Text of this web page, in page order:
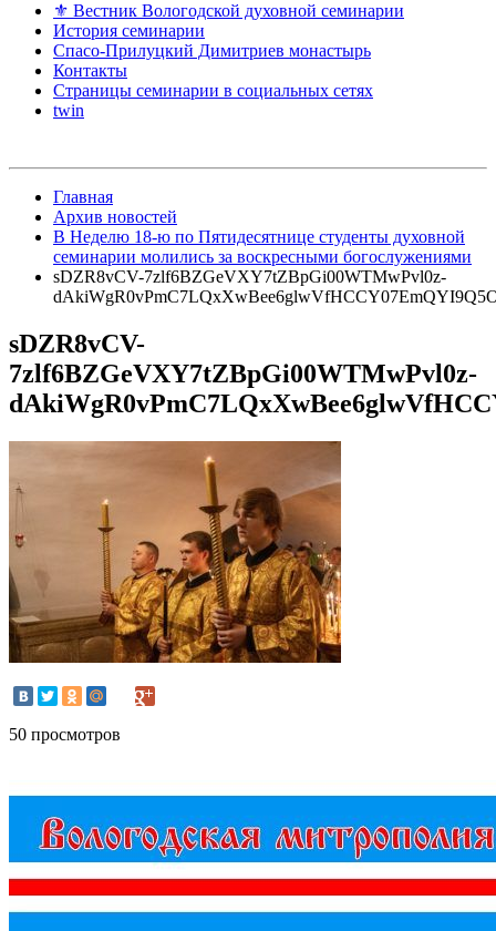
⚜ Вестник Вологодской духовной семинарии
История семинарии
Спасо-Прилуцкий Димитриев монастырь
Контакты
Страницы семинарии в социальных сетях
twin
Главная
Архив новостей
В Неделю 18-ю по Пятидесятнице студенты духовной
семинарии молились за воскресными богослужениями
sDZR8vCV-7zlf6BZGeVXY7tZBpGi00WTMwPvl0z-
sDZR8vCV-
7zlf6BZGeVXY7tZBpGi00WTMwPvl0z-
50 просмотров